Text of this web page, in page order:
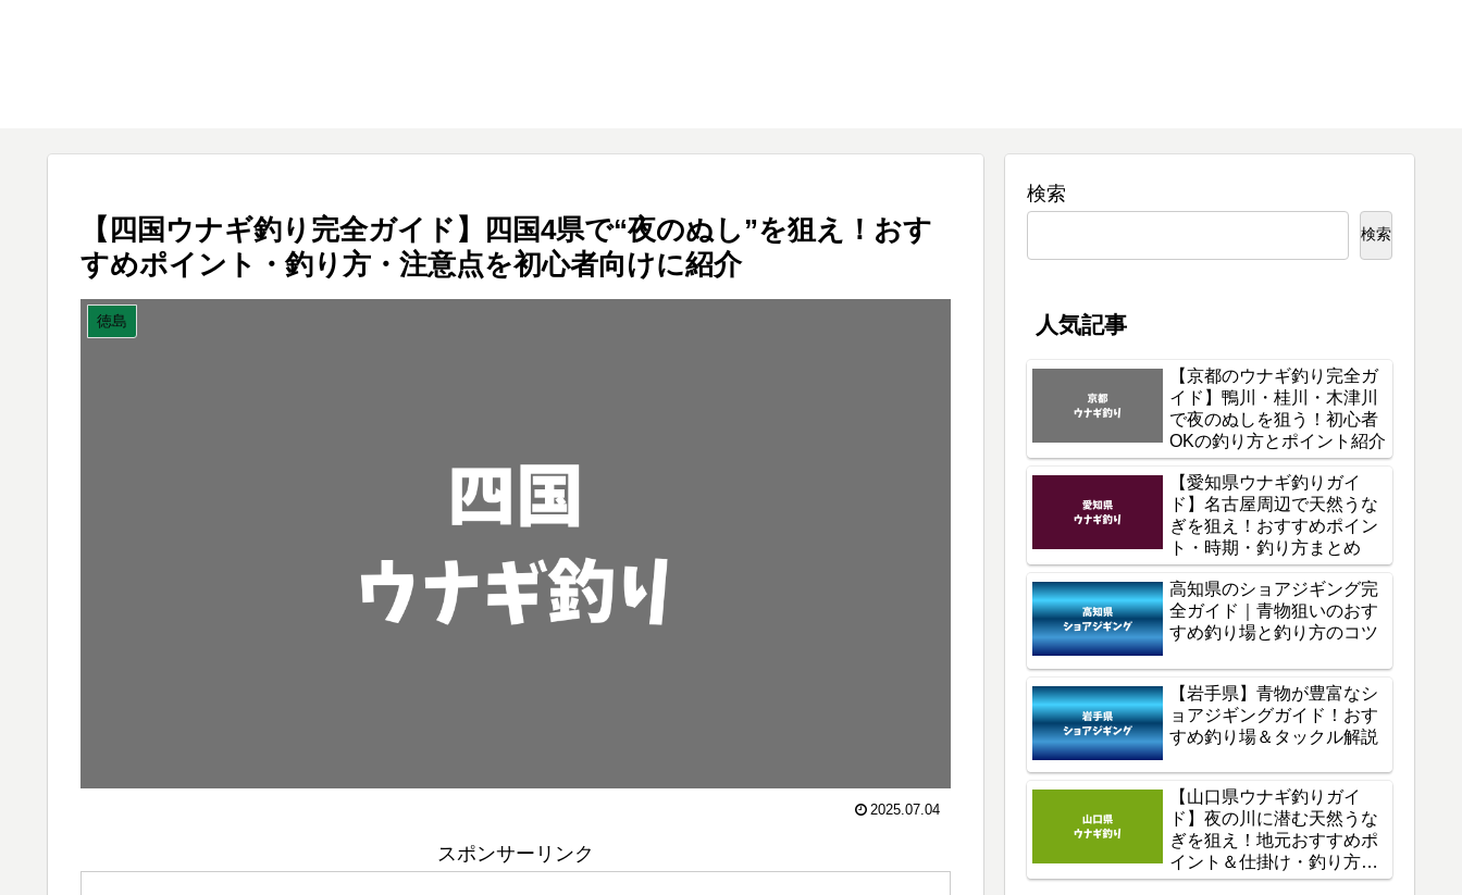
【四国ウナギ釣り完全ガイド】四国4県で“夜のぬし”を狙え！おす
すめポイント・釣り方・注意点を初心者向けに紹介
徳島
2025.07.04
スポンサーリンク
検索
検索
人気記事
【京都のウナギ釣り完全ガ
イド】鴨川・桂川・木津川
で夜のぬしを狙う！初心者
OKの釣り方とポイント紹介
【愛知県ウナギ釣りガイ
ド】名古屋周辺で天然うな
ぎを狙え！おすすめポイン
ト・時期・釣り方まとめ
高知県のショアジギング完
全ガイド｜青物狙いのおす
すめ釣り場と釣り方のコツ
【岩手県】青物が豊富なシ
ョアジギングガイド！おす
すめ釣り場＆タックル解説
【山口県ウナギ釣りガイ
ド】夜の川に潜む天然うな
ぎを狙え！地元おすすめポ
イント＆仕掛け・釣り方を
徹底解説